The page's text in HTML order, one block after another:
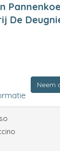
De
Neem